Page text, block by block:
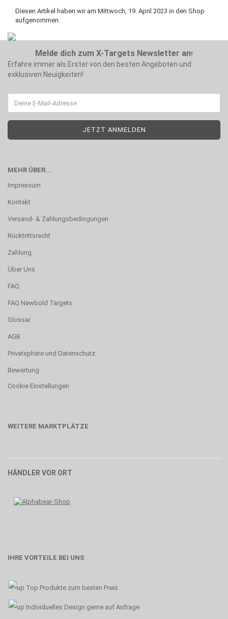
Diesen Artikel haben wir am Mittwoch, 19. April 2023 in den Shop
aufgenommen.
Melde dich zum X-Targets Newsletter an!
Erfahre immer als Erster von den besten Angeboten und
exklusiven Neuigkeiten!
MEHR ÜBER...
Impressum
Kontakt
Versand- & Zahlungsbedingungen
Rücktrittsrecht
Zahlung
Über Uns
FAQ
FAQ Newbold Targets
Glossar
AGB
Privatsphäre und Datenschutz
Bewertung
Cookie Einstellungen
WEITERE MARKTPLÄTZE
HÄNDLER VOR ORT
IHRE VORTEILE BEI UNS
Top Produkte zum besten Preis
Individuelles Design gerne auf Anfrage